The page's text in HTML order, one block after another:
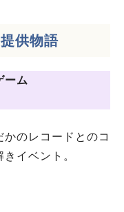
供物語
ーム
のレコードとのコ
イベント。